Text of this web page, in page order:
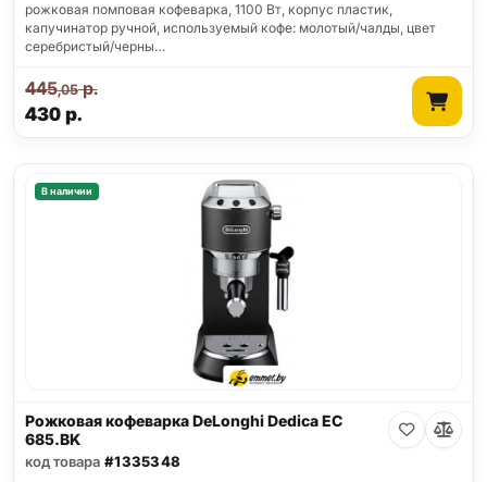
рожковая помповая кофеварка, 1100 Вт, корпус пластик,
капучинатор ручной, используемый кофе: молотый/чалды, цвет
серебристый/черны…
430р.
445,05р.
В наличии
Рожковая кофеварка DeLonghi Dedica EC
685.BK
код товара #1335348